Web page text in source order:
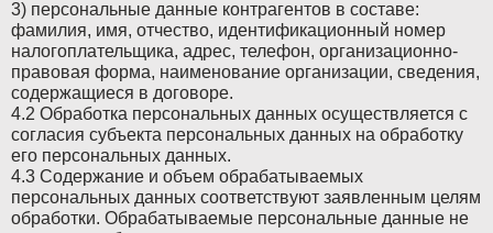
3) персональные данные контрагентов в составе:
фамилия, имя, отчество, идентификационный номер
налогоплательщика, адрес, телефон, организационно-
правовая форма, наименование организации, сведения,
содержащиеся в договоре.
4.2 Обработка персональных данных осуществляется с
согласия субъекта персональных данных на обработку
его персональных данных.
4.3 Содержание и объем обрабатываемых
персональных данных соответствуют заявленным целям
обработки. Обрабатываемые персональные данные не
Rolls-Royce
Saab
Saturn
Seat
Skoda
Rolls-Royce
Saab
Saturn
Seat
Skoda